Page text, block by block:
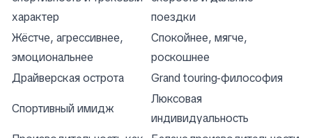
характер
поездки
Жёстче, агрессивнее,
эмоциональнее
Спокойнее, мягче,
роскошнее
Драйверская острота
Grand touring-философия
Спортивный имидж
Люксовая
индивидуальность